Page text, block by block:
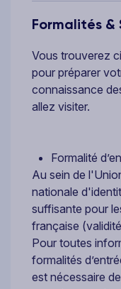
Formalités &
Vous trouverez
pour préparer
connaissance
allez visiter.
Formalité
Au sein de
nationale
suffisante pour
française
Pour toutes
formalités
est nécessaire